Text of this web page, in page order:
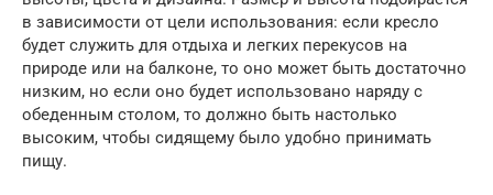
в зависимости от цели использования: если кресло
будет служить для отдыха и легких перекусов на
природе или на балконе, то оно может быть достаточно
низким, но если оно будет использовано наряду с
обеденным столом, то должно быть настолько
высоким, чтобы сидящему было удобно принимать
пищу.